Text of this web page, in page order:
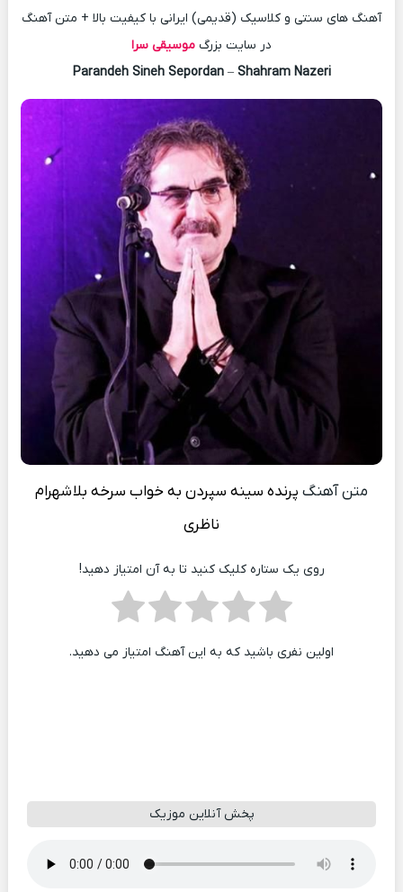
آهنگ های سنتی و کلاسیک (قدیمی) ایرانی با کیفیت بالا + متن آهنگ
در سایت بزرگ موسیقی سرا
Parandeh Sineh Sepordan– Shahram Nazeri
متن آهنگ پرنده سینه سپردن به خواب سرخه بلاشهرام
ناظری
روی یک ستاره کلیک کنید تا به آن امتیاز دهید!
اولین نفری باشید که به این آهنگ امتیاز می دهید.
پخش آنلاین موزیک